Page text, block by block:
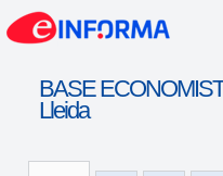
BASE
Lleida